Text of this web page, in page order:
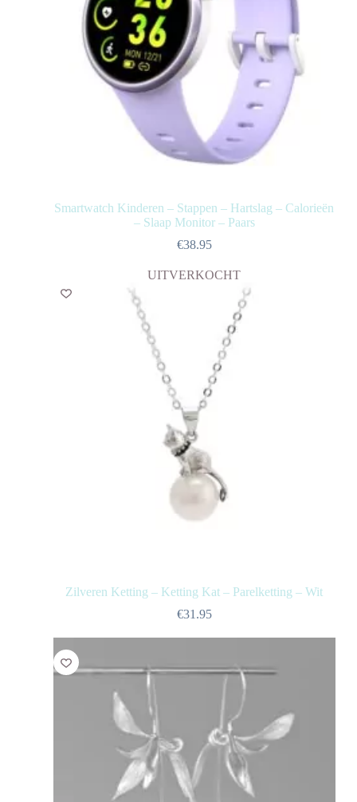
Smartwatch Kinderen – Stappen – Hartslag – Calorieën
– Slaap Monitor – Paars
€38.95
UITVERKOCHT
Zilveren Ketting – Ketting Kat – Parelketting – Wit
€31.95